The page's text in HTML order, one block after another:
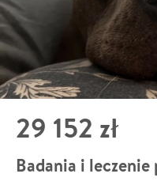
29 152 zł
Badania i